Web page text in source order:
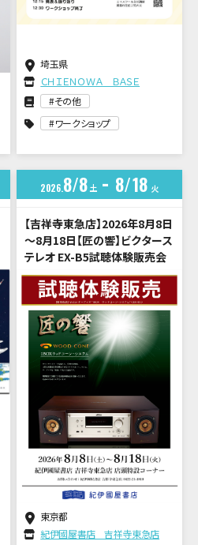
埼玉県
ＣＨＩＥＮＯＷＡ ＢＡＳＥ
その他
ワークショップ
2026 8 8 土 8 18 火
【吉祥寺東急店】2026年8月8日
～8月18日【匠の響】ビクタース
テレオ EX-B5試聴体験販売会
東京都
紀伊國屋書店 吉祥寺東急店